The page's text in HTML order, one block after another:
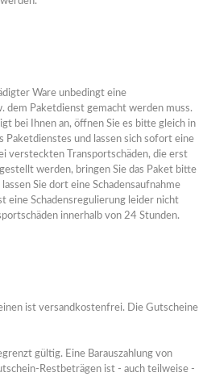
Ware unbedingt eine
dem Paketdienst gemacht werden muss.
bei Ihnen an, öffnen Sie es bitte gleich in
Paketdienstes und lassen sich sofort eine
versteckten Transportschäden, die erst
werden, bringen Sie das Paket bitte
Sie dort eine Schadensaufnahme
eine Schadensregulierung leider nicht
innerhalb von 24 Stunden.
ist versandkostenfrei. Die Gutscheine
gültig. Eine Barauszahlung von
Restbeträgen ist - auch teilweise -